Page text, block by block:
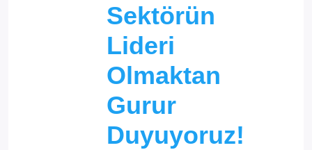
Sektörün
Lideri
Olmaktan
Gurur
Duyuyoruz!